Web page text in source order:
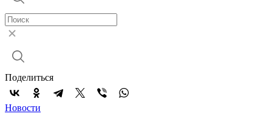
Поделиться
Новости